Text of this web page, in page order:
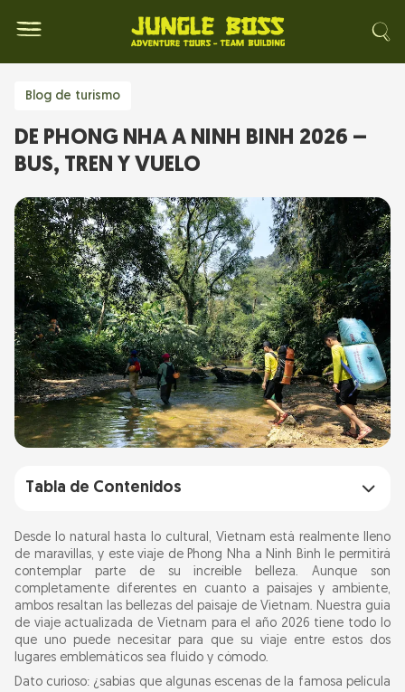
Blog de turismo
DE PHONG NHA A NINH BINH 2026 –
BUS, TREN Y VUELO
Tabla de Contenidos
Resumen del viaje
Opciones de viaje
Autobús nocturno: barato y fácil
Tren y autobús en uno: relajado y tranquilo
Vuelo y traslado terrestre: el medio más rápido
Desde lo natural hasta lo cultural, Vietnam está realmente lleno
de maravillas, y este viaje de Phong Nha a Ninh Binh le permitirá
contemplar parte de su increíble belleza. Aunque son
completamente diferentes en cuanto a paisajes y ambiente,
ambos resaltan las bellezas del paisaje de Vietnam. Nuestra guía
de viaje actualizada de Vietnam para el año 2026 tiene todo lo
que uno puede necesitar para que su viaje entre estos dos
lugares emblemáticos sea fluido y cómodo.
Dato curioso: ¿sabías que algunas escenas de la famosa película